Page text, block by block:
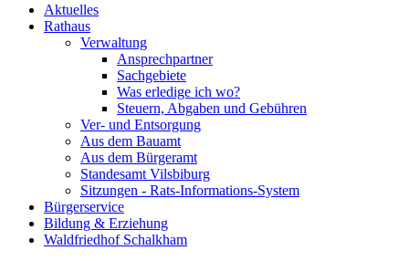
Aktuelles
Rathaus
Verwaltung
Ansprechpartner
Sachgebiete
Was erledige ich wo?
Steuern, Abgaben und Gebühren
Ver- und Entsorgung
Aus dem Bauamt
Aus dem Bürgeramt
Standesamt Vilsbiburg
Sitzungen - Rats-Informations-System
Bürgerservice
Bildung & Erziehung
Waldfriedhof Schalkham